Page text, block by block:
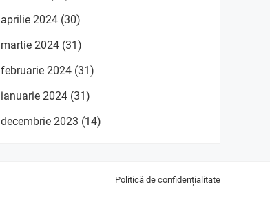
aprilie 2024 (30)
martie 2024 (31)
februarie 2024 (31)
ianuarie 2024 (31)
decembrie 2023 (14)
Politică de confidențialitate